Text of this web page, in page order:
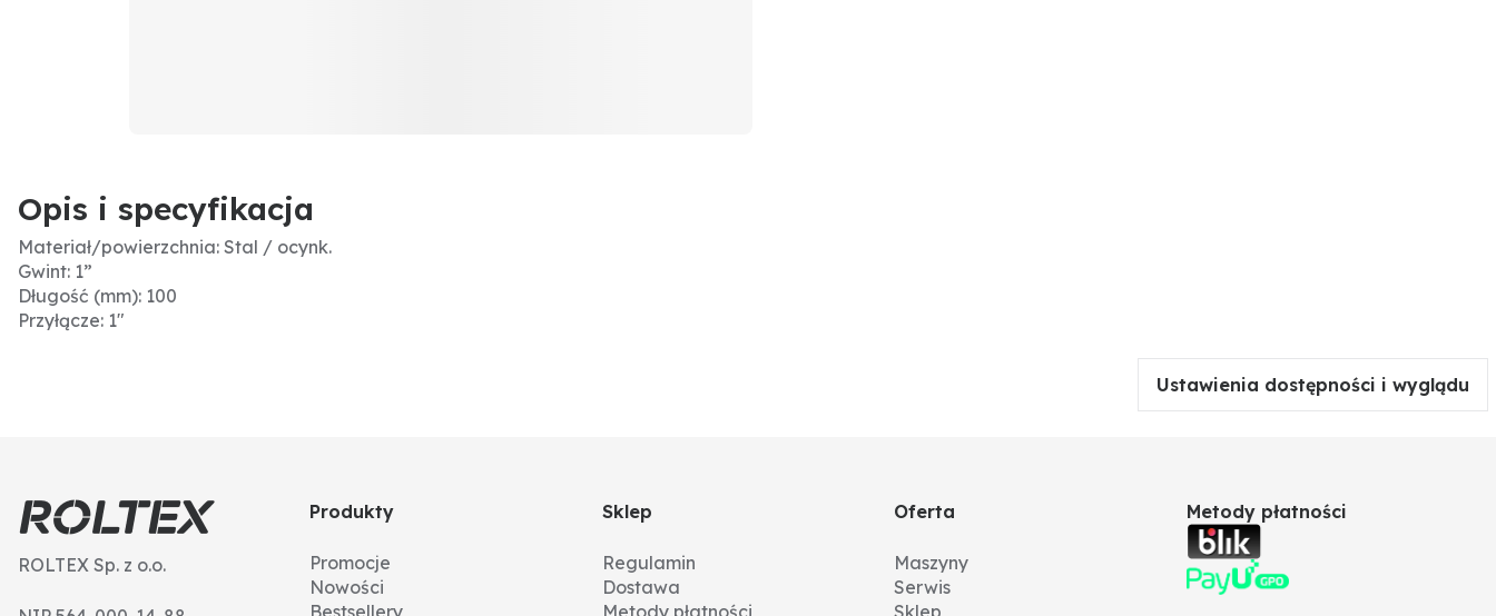
Opis i specyfikacja
Materiał/powierzchnia: Stal / ocynk.
Gwint: 1”
Długość (mm): 100
Przyłącze: 1"
Ustawienia dostępności i wyglądu
ROLTEX Sp. z o.o.
Produkty
Promocje
Nowości
Bestsellery
Sklep
Regulamin
Dostawa
Metody płatności
Oferta
Maszyny
Serwis
Sklep
Metody płatności